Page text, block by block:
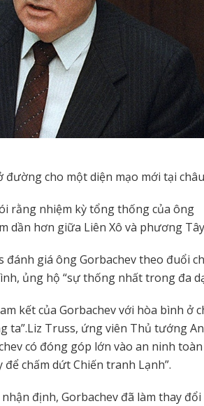
đường cho một diện mạo mới tại
rằng nhiệm kỳ tổng thống của ông
dần hơn giữa Liên Xô và phương
giá ông Gorbachev theo đuổi
ủng hộ “sự thống nhất trong đa
kết của Gorbachev với hòa bình ở
ta”.Liz Truss, ứng viên Thủ tướng
có đóng góp lớn vào an ninh toàn
chấm dứt Chiến tranh Lạnh”.
định, Gorbachev đã làm thay